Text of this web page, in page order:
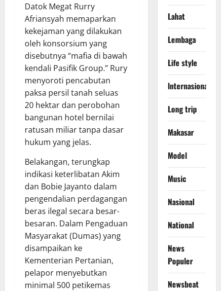
Datok Megat Rurry
Afriansyah memaparkan
kekejaman yang dilakukan
oleh konsorsium yang
disebutnya “mafia di bawah
kendali Pasifik Group.” Rury
menyoroti pencabutan
paksa persil tanah seluas
20 hektar dan perobohan
bangunan hotel bernilai
ratusan miliar tanpa dasar
hukum yang jelas.
Belakangan, terungkap
indikasi keterlibatan Akim
dan Bobie Jayanto dalam
pengendalian perdagangan
beras ilegal secara besar-
besaran. Dalam Pengaduan
Masyarakat (Dumas) yang
disampaikan ke
Kementerian Pertanian,
pelapor menyebutkan
minimal 500 petikemas
Lahat
Lembaga
Life style
lnternasional
Long trip
Makasar
Model
Music
Nasional
National
News
Populer
Newsbeat